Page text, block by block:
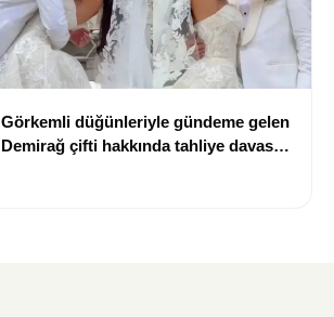
Görkemli düğünleriyle gündeme gelen
Demirağ çifti hakkında tahliye davası